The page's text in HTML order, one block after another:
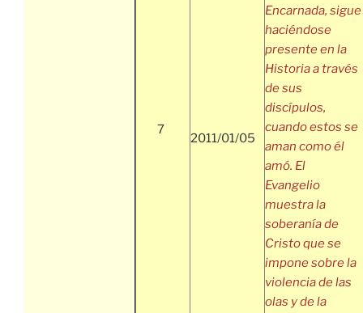
7
2011/01/05
Encarnada, sigue
haciéndose
presente en la
Historia a través
de sus
discípulos,
cuando estos se
aman como él
amó. El
Evangelio
muestra la
soberanía de
Cristo que se
impone sobre la
violencia de las
olas y de la